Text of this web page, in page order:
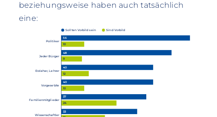
beziehungsweise haben auch tatsächlich
eine:
Sollten Vorbild sein Sind Vorbild
Politiker
56
10
Jeder Bürger
48
9
Erzieher, Lehrer
40
12
Vorgesetzte
40
10
Familienmitglieder
37
24
Wissenschaftler
33